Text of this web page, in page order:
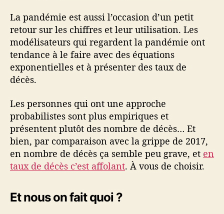
La pandémie est aussi l’occasion d’un petit
retour sur les chiffres et leur utilisation. Les
modélisateurs qui regardent la pandémie ont
tendance à le faire avec des équations
exponentielles et à présenter des taux de
décès.
Les personnes qui ont une approche
probabilistes sont plus empiriques et
présentent plutôt des nombre de décès… Et
bien, par comparaison avec la grippe de 2017,
en nombre de décès ça semble peu grave, et en
taux de décès c’est affolant. À vous de choisir.
Et nous on fait quoi ?